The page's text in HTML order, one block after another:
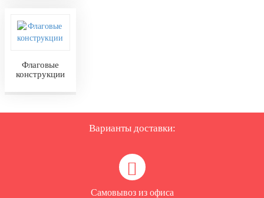
Флаговые
конструкции
Варианты доставки:
Самовывоз из офиса